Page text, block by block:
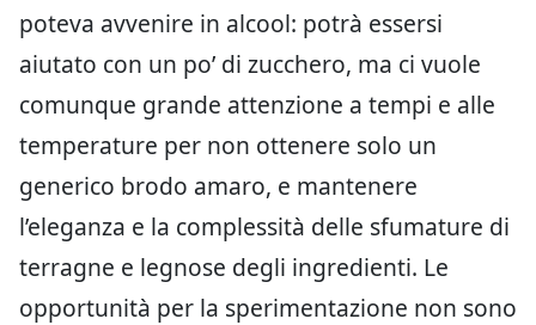
poteva avvenire in alcool: potrà essersi
aiutato con un po’ di zucchero, ma ci vuole
comunque grande attenzione a tempi e alle
temperature per non ottenere solo un
generico brodo amaro, e mantenere
l’eleganza e la complessità delle sfumature di
terragne e legnose degli ingredienti. Le
opportunità per la sperimentazione non sono